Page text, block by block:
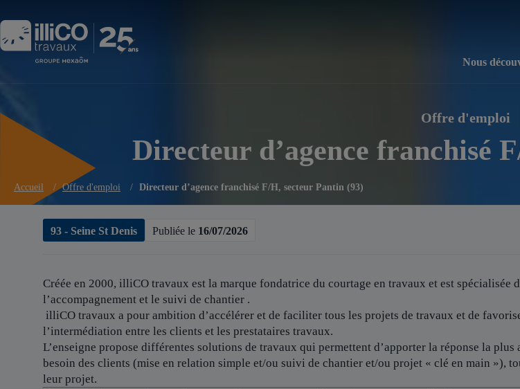
Nous
Offre d'emploi
Directeur d’agence franchisé
Accueil / Offre d'emploi / Directeur d’agence franchisé F/H, secteur Pantin (93)
93 - Seine St Denis Publiée le 16/07/2026
Créée en 2000, illiCO travaux est la marque fondatrice du courtage en travaux et est spécialisée
l’accompagnement et le suivi de chantier .
illiCO travaux a pour ambition d’accélérer et de faciliter tous les projets de travaux et de
l’intermédiation entre les clients et les prestataires travaux.
L’enseigne propose différentes solutions de travaux qui permettent d’apporter la réponse la plus
besoin des clients (mise en relation simple et/ou suivi de chantier et/ou projet « clé en main »),
leur projet.